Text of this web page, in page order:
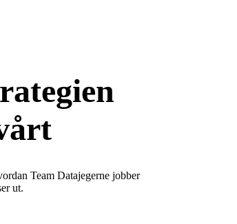
Team Datajegerne jobber
ut.